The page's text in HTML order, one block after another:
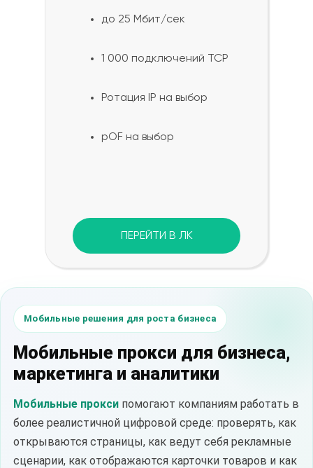
ПЕРЕЙТИ В ЛК
до 25 Мбит/сек
1 000 подключений TCP
Ротация IP на выбор
pOF на выбор
Мобильные решения для роста бизнеса
Мобильные прокси для бизнеса,
маркетинга и аналитики
Мобильные прокси помогают компаниям работать в
более реалистичной цифровой среде: проверять, как
открываются страницы, как ведут себя рекламные
сценарии, как отображаются карточки товаров и как